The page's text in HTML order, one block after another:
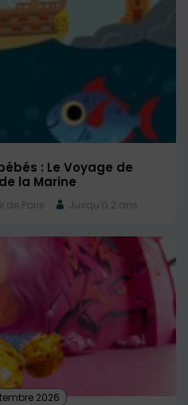
: Le Voyage de
la Marine
de Paris Jusqu'à 2 ans
2026